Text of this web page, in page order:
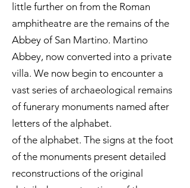
little further on from the Roman
amphitheatre are the remains of the
Abbey of San Martino. Martino
Abbey, now converted into a private
villa. We now begin to encounter a
vast series of archaeological remains
of funerary monuments named after
letters of the alphabet.
of the alphabet. The signs at the foot
of the monuments present detailed
reconstructions of the original